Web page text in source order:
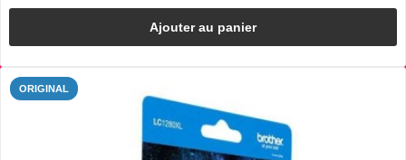
Ajouter au panier
ORIGINAL